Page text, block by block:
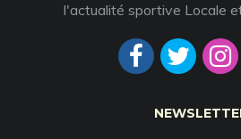
l'actualité sportive Locale